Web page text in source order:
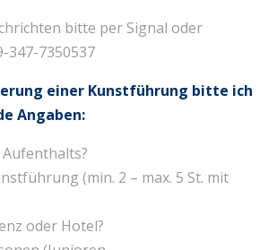
bitte per Signal oder
347-7350537
einer Kunstführung bitte ich
Angaben:
(min. 2 – max. 5 St. mit
oder Hotel?